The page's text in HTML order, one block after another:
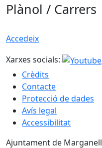
Plànol / Carrers
Accedeix
Xarxes socials:
Crèdits
Contacte
Protecció de dades
Avís legal
Accessibilitat
Ajuntament de Marganell